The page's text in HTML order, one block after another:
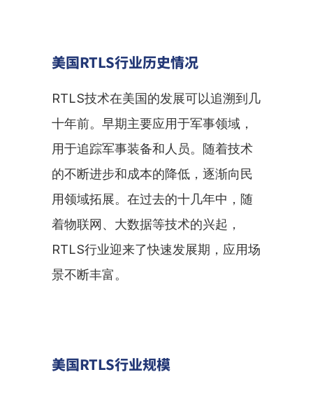
美国RTLS行业历史情况
RTLS技术在美国的发展可以追溯到几
十年前。早期主要应用于军事领域，
用于追踪军事装备和人员。随着技术
的不断进步和成本的降低，逐渐向民
用领域拓展。在过去的十几年中，随
着物联网、大数据等技术的兴起，
RTLS行业迎来了快速发展期，应用场
景不断丰富。
美国RTLS行业规模